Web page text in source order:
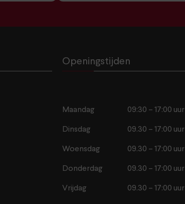
Openingstijden
Maandag 09:30 – 17:00 uur
Dinsdag 09.30 – 17:00 uur
Woensdag 09.30 – 17:00 uur
Donderdag 09.30 – 17:00 uur
Vrijdag 09.30 – 17:00 uur